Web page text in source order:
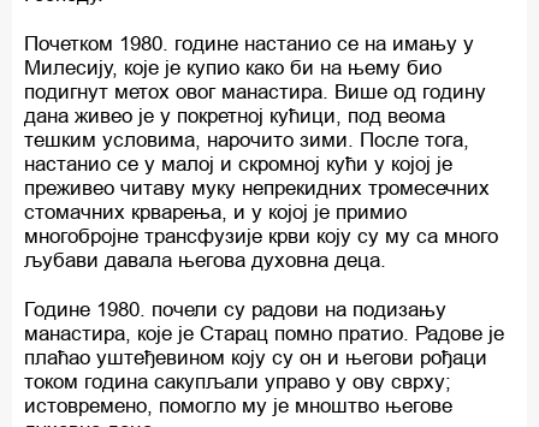
Почетком 1980. године настанио се на имању у
Милесију, које је купио како би на њему био
подигнут метох овог манастира. Више од годину
дана живео је у покретној кућици, под веома
тешким условима, нарочито зими. После тога,
настанио се у малој и скромној кући у којој је
преживео читаву муку непрекидних тромесечних
стомачних крварења, и у којој је примио
многобројне трансфузије крви коју су му са много
љубави давала његова духовна деца.
Године 1980. почели су радови на подизању
манастира, које је Старац помно пратио. Радове је
плаћао уштеђевином коју су он и његови рођаци
током година сакупљали управо у ову сврху;
истовремено, помогло му је мноштво његове